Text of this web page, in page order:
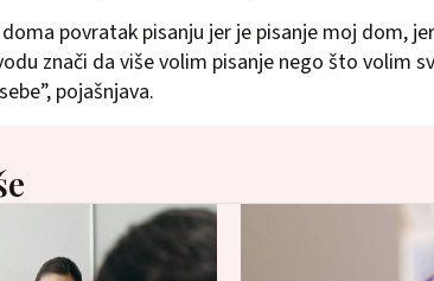
povratak pisanju jer je pisanje moj dom,
znači da više volim pisanje nego što volim
pojašnjava.